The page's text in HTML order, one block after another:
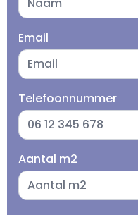
Email
Telefoonnummer
Aantal m2